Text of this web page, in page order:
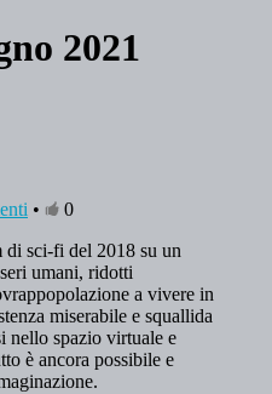
2021
•
0
di sci-fi del 2018 su un
umani, ridotti
a vivere in
miserabile e squallida
nello spazio virtuale e
è ancora possibile e